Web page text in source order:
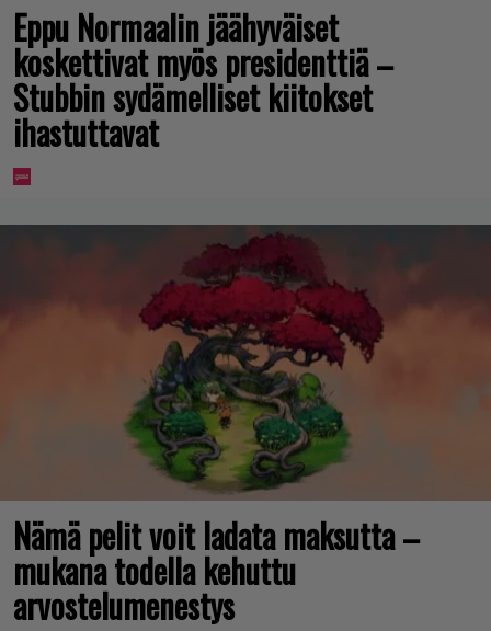
Eppu Normaalin jäähyväiset
koskettivat myös presidenttiä –
Stubbin sydämelliset kiitokset
ihastuttavat
Nämä pelit voit ladata maksutta –
mukana todella kehuttu
arvostelumenestys